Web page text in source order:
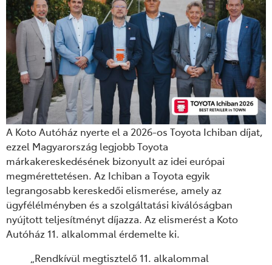
A Koto Autóház nyerte el a 2026-os Toyota Ichiban díjat,
ezzel Magyarország legjobb Toyota
márkakereskedésének bizonyult az idei európai
megmérettetésen. Az Ichiban a Toyota egyik
legrangosabb kereskedői elismerése, amely az
ügyfélélményben és a szolgáltatási kiválóságban
nyújtott teljesítményt díjazza. Az elismerést a Koto
Autóház 11. alkalommal érdemelte ki.
Rendkívül megtisztelő 11. alkalommal